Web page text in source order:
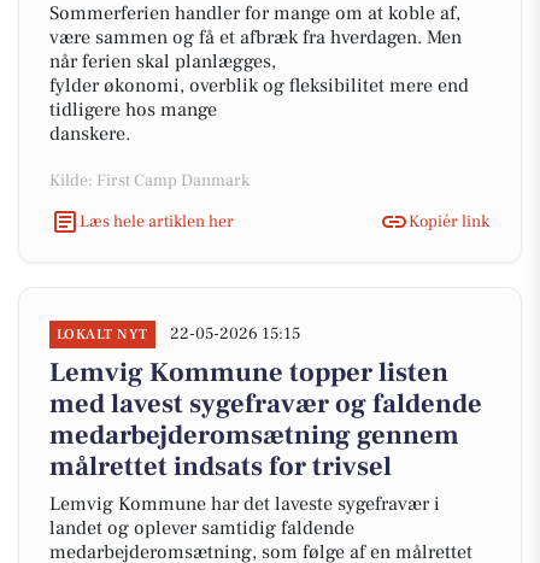
Sommerferien handler for mange om at koble af,
være sammen og få et afbræk fra hverdagen. Men
når ferien skal planlægges,
fylder økonomi, overblik og fleksibilitet mere end
tidligere hos mange
danskere.
Kilde: First Camp Danmark
Læs hele artiklen her
Kopiér link
LOKALT NYT 22-05-2026 15:15
Lemvig Kommune topper listen
med lavest sygefravær og faldende
medarbejderomsætning gennem
målrettet indsats for trivsel
Lemvig Kommune har det laveste sygefravær i
landet og oplever samtidig faldende
medarbejderomsætning, som følge af en målrettet